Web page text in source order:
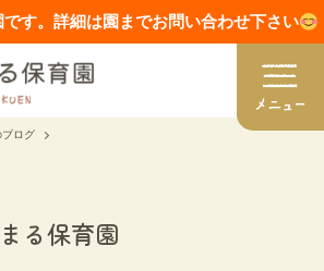
す。詳細は園までお問い合わせ下さい
ブログ
る保育園